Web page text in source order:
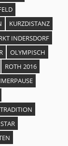
KURZDISTANZ
INDERSDORF
OLYMPISCH
ROTH 2016
TRADITION